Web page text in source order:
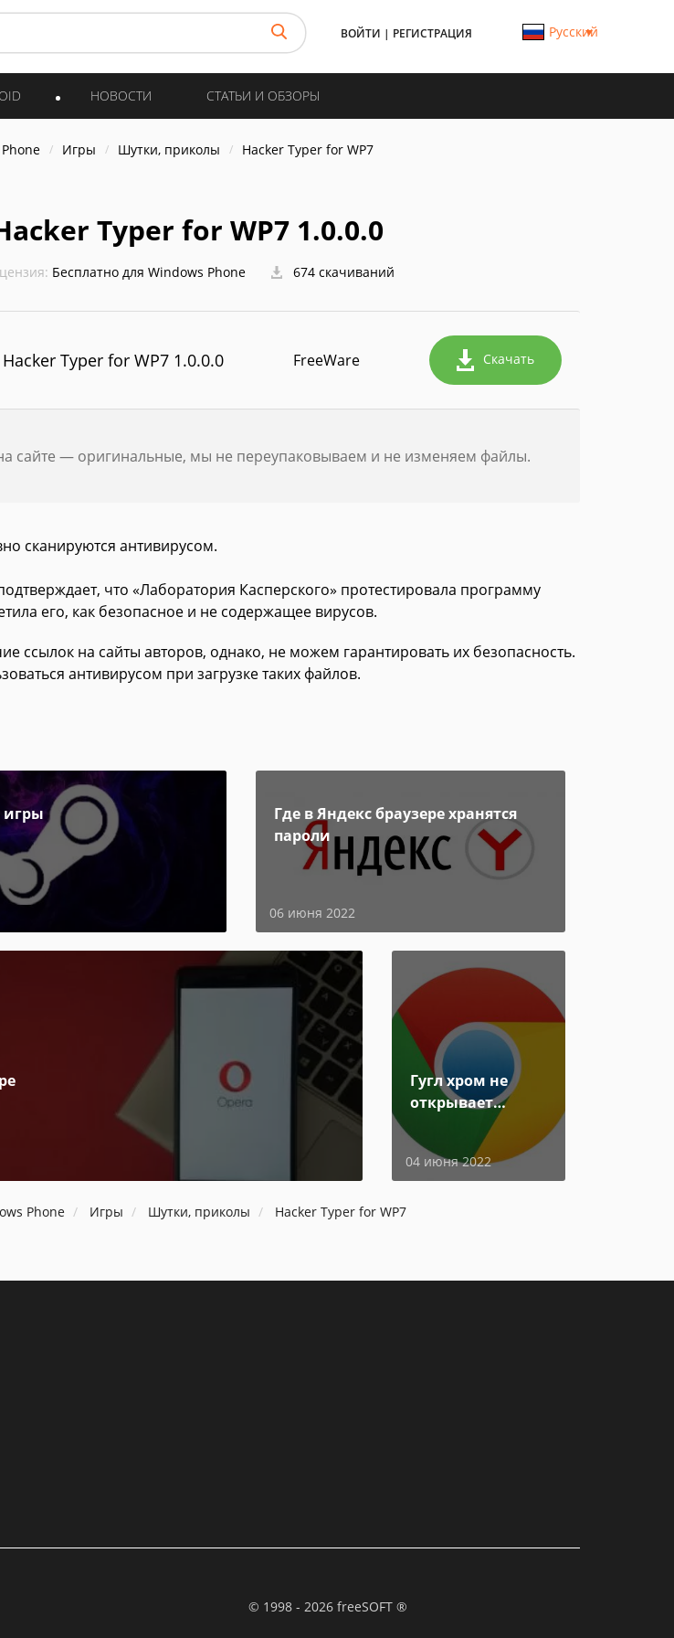
ВОЙТИ | РЕГИСТРАЦИЯ Русский
НОВОСТИ СТАТЬИ И ОБЗОРЫ
Игры Шутки, приколы Hacker Typer for WP7
Typer for WP7 1.0.0.0
Бесплатно для Windows Phone 674 скачиваний
Typer for WP7 1.0.0.0 FreeWare Скачать
сайте — оригинальные, мы не переупаковываем и не изменяем файлы.
сканируются антивирусом.
что «Лаборатория Касперского» протестировала программу
его, как безопасное и не содержащее вирусов.
ссылок на сайты авторов, однако, не можем гарантировать их безопасность.
антивирусом при загрузке таких файлов.
игры
Где в Яндекс браузере хранятся
пароли
06 июня 2022
Гугл хром не
открывает
04 июня 2022
Phone Игры Шутки, приколы Hacker Typer for WP7
© 1998 - 2026 freeSOFT ®